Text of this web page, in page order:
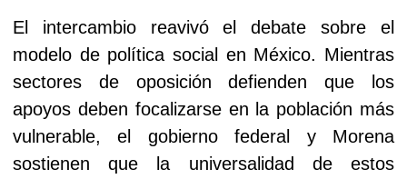
El intercambio reavivó el debate sobre el
modelo de política social en México. Mientras
sectores de oposición defienden que los
apoyos deben focalizarse en la población más
vulnerable, el gobierno federal y Morena
sostienen que la universalidad de estos